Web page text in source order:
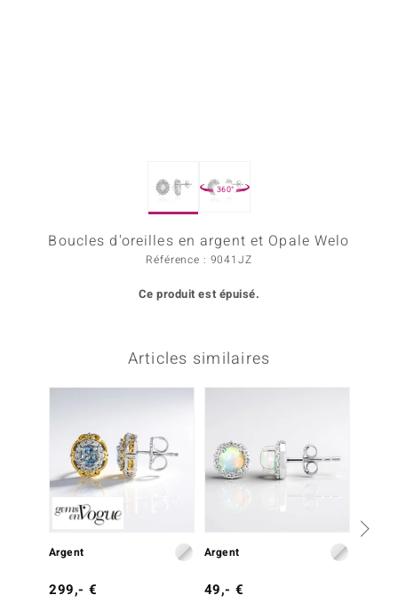
in Italy
Collection
360°
Boucles d'oreilles en argent et Opale Welo
Référence : 9041JZ
Ce produit est épuisé.
Articles similaires
Argent
299,- €
Argent
49,- €